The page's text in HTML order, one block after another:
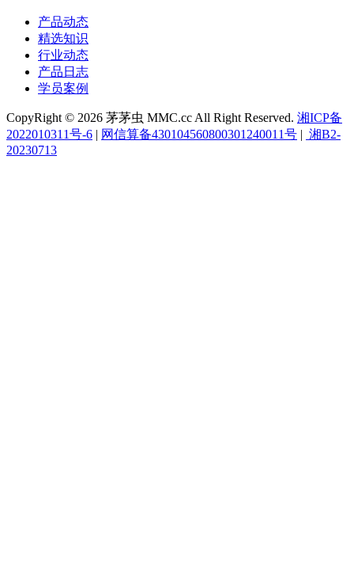
产品动态
精选知识
行业动态
产品日志
学员案例
CopyRight © 2026 茅茅虫 MMC.cc All Right Reserved. 湘ICP备
2022010311号-6 | 网信算备430104560800301240011号 | 湘B2-
20230713